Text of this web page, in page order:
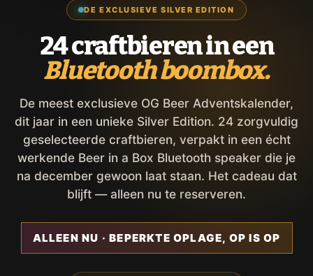
DE EXCLUSIEVE SILVER EDITION
24 craftbieren in een
Bluetooth boombox.
De meest exclusieve OG Beer Adventskalender,
dit jaar in een unieke Silver Edition. 24 zorgvuldig
geselecteerde craftbieren, verpakt in een écht
werkende Beer in a Box Bluetooth speaker die je
na december gewoon laat staan. Het cadeau dat
blijft — alleen nu te reserveren.
ALLEEN NU · BEPERKTE OPLAGE, OP IS OP